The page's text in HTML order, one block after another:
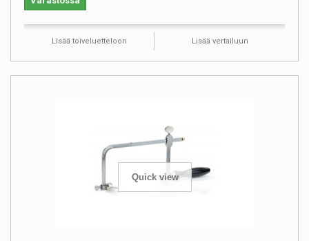
Lisää toiveluetteloon Lisää vertailuun
Quick view